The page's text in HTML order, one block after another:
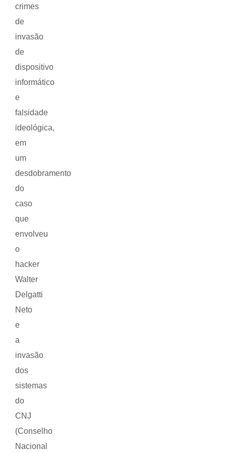
crimes
de
invasão
de
dispositivo
informático
e
falsidade
ideológica,
em
um
desdobramento
do
caso
que
envolveu
o
hacker
Walter
Delgatti
Neto
e
a
invasão
dos
sistemas
do
CNJ
(Conselho
Nacional